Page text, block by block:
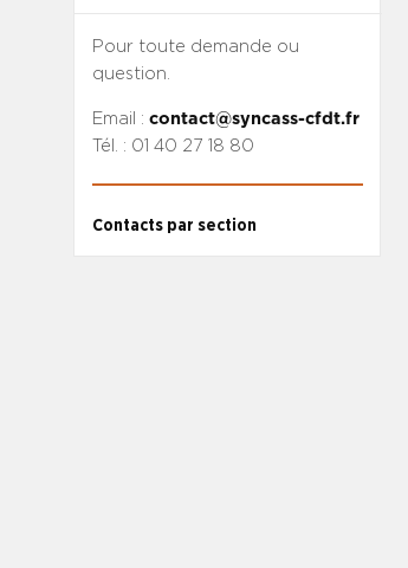
Pour toute demande ou
question.
Email : contact@syncass-cfdt.fr
Tél. : 01 40 27 18 80
Contacts par section